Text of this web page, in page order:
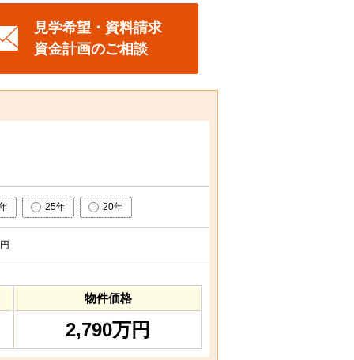
見学希望・資料請求
資金計画のご相談
25年 20年
物件価格
2,790万円